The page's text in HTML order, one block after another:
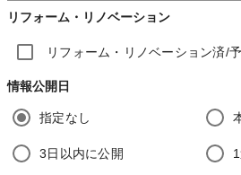
リフォーム・リノベーション
リフォーム・リノベーション済/
情報公開日
指定なし
3日以内に公開